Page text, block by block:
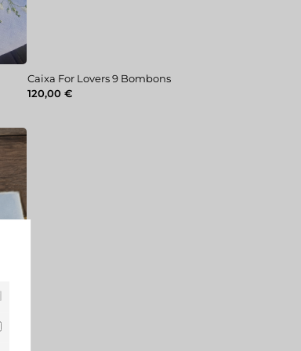
Caixa For Lovers 9 Bombons
120,00€